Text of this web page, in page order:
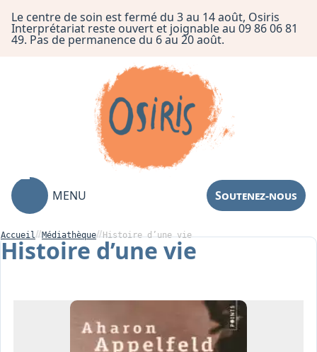
Le centre de soin est fermé du 3 au 14 août, Osiris
Interprétariat reste ouvert et joignable au 09 86 06 81
49. Pas de permanence du 6 au 20 août.
MENU Soutenez-nous
Centre de Soin
Interprétariat
Accueil Médiathèque Histoire d’une vie
Histoire d’une vie